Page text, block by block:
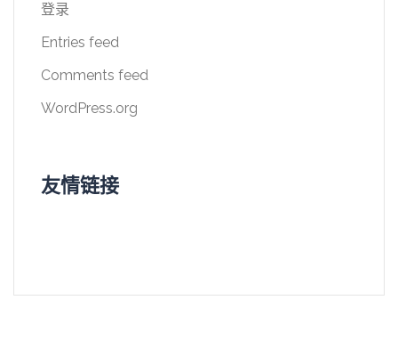
登录
Entries feed
Comments feed
WordPress.org
友情链接